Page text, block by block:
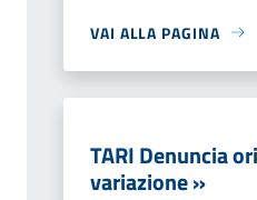
VAI ALLA PAGINA
TARI Denuncia
variazione »